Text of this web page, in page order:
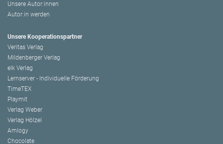
Unsere Autor:innen
Autor:in werden
Unsere Kooperationspartner
Veritas Verlag
Mildenberger Verlag
elk Verlag
Lernserver - Individuelle Förderung
TimeTEX
Playmit
Verlag Weber
Verlag Hölzel
Amlogy
Chocolate